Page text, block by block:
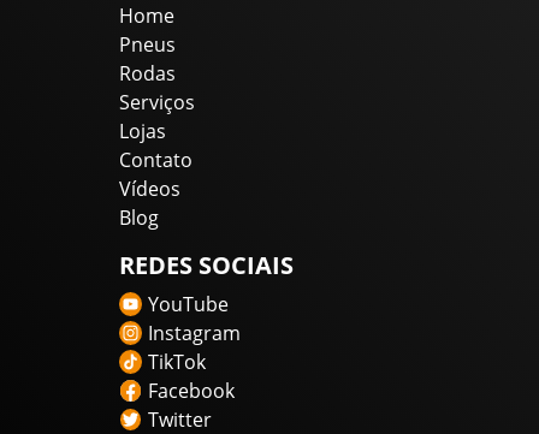
Home
Pneus
Rodas
Serviços
Lojas
Contato
Vídeos
Blog
REDES SOCIAIS
YouTube
Instagram
TikTok
Facebook
Twitter